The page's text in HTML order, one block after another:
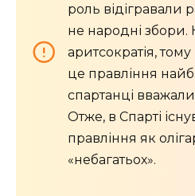
роль відігравали
не народні збори.
аритсократія,
це правління
спартанці
Отже, в Спарті
правління як
«небагатьох».